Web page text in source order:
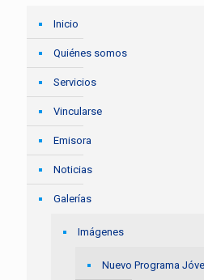
Inicio
Quiénes somos
Servicios
Vincularse
Emisora
Noticias
Galerías
Imágenes
Nuevo Programa